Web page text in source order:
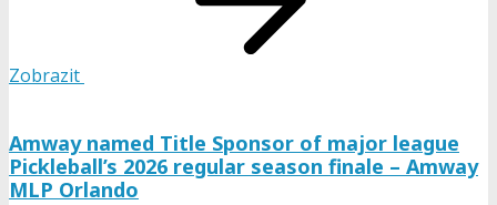
Zobrazit
Amway named Title Sponsor of major league
Pickleball’s 2026 regular season finale – Amway
MLP Orlando